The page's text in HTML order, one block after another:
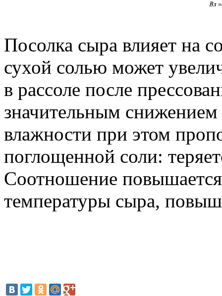
Посолка сыра влияет на
сухой солью может
в рассоле после
значительным
влажности при этом
поглощенной соли:
Соотношение
температуры сыра,